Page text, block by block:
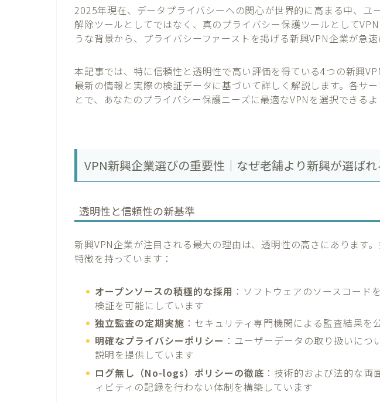
2025年現在、データプライバシーへの関心が世界的に高まる中、ユ
解除ツールとしてではなく、真のプライバシー保護ツールとして
うな背景から、プライバシーファーストを掲げる新興VPN企業が急速
本記事では、特に信頼性と透明性で高い評価を得ている4つの新興
最新の情報と実際の検証データに基づいて詳しく解説します。各サ
とで、あなたのプライバシー保護ニーズに最適なVPNを選択できるよ
VPN新興企業選びの重要性｜なぜ老舗より新興が選ばれ
透明性と信頼性の新基準
新興VPN企業が注目される最大の理由は、透明性の高さにあります
特徴を持っています：
オープンソースの積極的な採用 ：ソフトウェアのソースコード
検証を可能にしています
独立監査の定期実施 ：セキュリティ専門機関による監査結果を
明確なプライバシーポリシー ：ユーザーデータの取り扱いにつ
説明を提供しています
ログ無し（No-logs）ポリシーの徹底 ：技術的および法的な両
ィビティの記録を行わない体制を構築しています